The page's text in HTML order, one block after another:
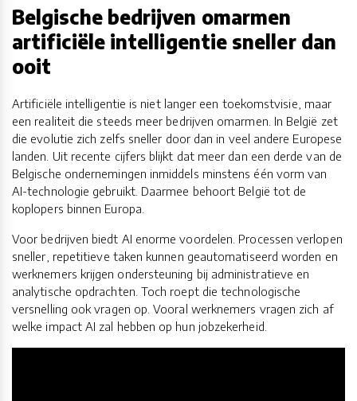
Belgische bedrijven omarmen
artificiële intelligentie sneller dan
ooit
Artificiële intelligentie is niet langer een toekomstvisie, maar
een realiteit die steeds meer bedrijven omarmen. In België zet
die evolutie zich zelfs sneller door dan in veel andere Europese
landen. Uit recente cijfers blijkt dat meer dan een derde van de
Belgische ondernemingen inmiddels minstens één vorm van
AI-technologie gebruikt. Daarmee behoort België tot de
koplopers binnen Europa.
Voor bedrijven biedt AI enorme voordelen. Processen verlopen
sneller, repetitieve taken kunnen geautomatiseerd worden en
werknemers krijgen ondersteuning bij administratieve en
analytische opdrachten. Toch roept die technologische
versnelling ook vragen op. Vooral werknemers vragen zich af
welke impact AI zal hebben op hun jobzekerheid.